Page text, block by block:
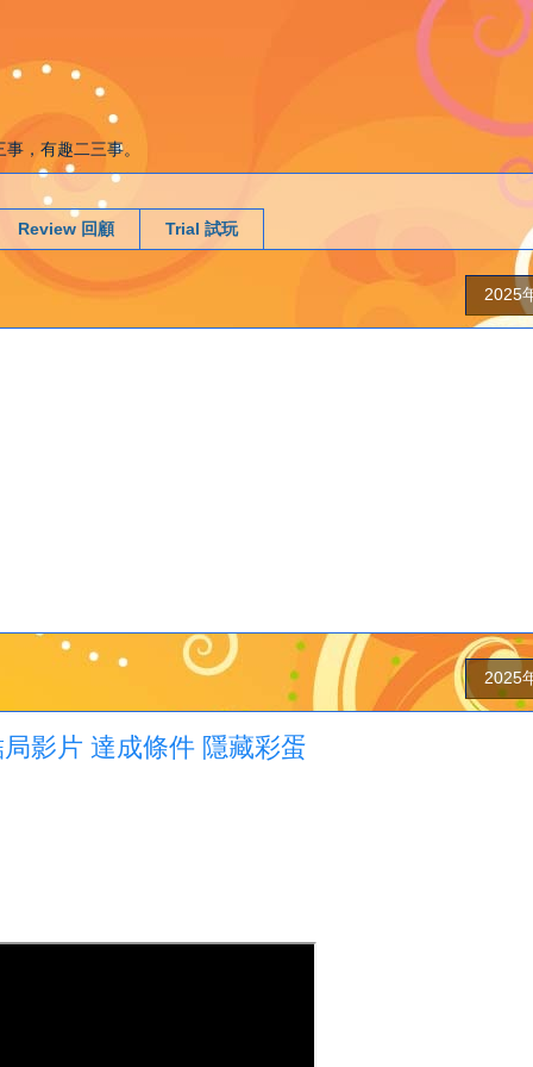
，有趣二三事。
Review 回顧 Trial 試玩
2025
2025
影片 達成條件 隱藏彩蛋